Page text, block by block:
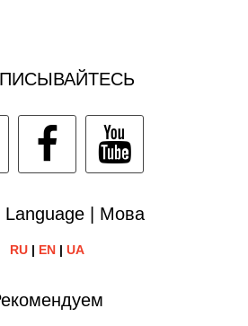
Language | Мова
RU| EN| UA